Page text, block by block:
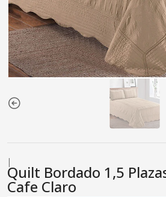
|
Quilt Bordado 1,5
Cafe Claro